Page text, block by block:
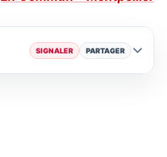
SIGNALER PARTAGER